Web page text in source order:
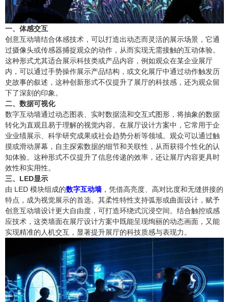
一、体感交互
创意互动墙结合体感技术，可以打造出动态而灵活的展示场景，它通
过摄像头或传感器捕捉观众的动作，从而实现无需接触的互动体验。
这种形式尤其适合展示科技类或产品内容，例如观众在某企业展厅
内，可以通过手势操作展示产品结构，或文化展厅中通过动作触发历
史故事的叙述，这种创新形式不仅提升了展厅的科技感，还为观众留
下了深刻的印象。
二、数据可视化
数字互动墙通过动态图表、实时数据流和交互式图形，将抽象的数据
转化为直观且易于理解的视觉内容。在展厅设计方案中，它常用于企
业业绩展示、科学研究成果或社会趋势分析等领域。观众可以通过触
摸或滑动屏幕，自主探索数据的细节和关联性，从而获得个性化的认
知体验。这种形式不仅提升了信息传递的效率，还让展厅内容更具时
效性和实用性。
三、LED显示
由 LED 模块组成的数字互动墙，凭借高亮度、高对比度和无缝拼接的
特点，成为视觉展示的首选。其柔性特性支持弧形或曲面设计，赋予
创意互动墙设计更大自由度，可打造环绕式沉浸空间。结合触控或感
应技术，这类墙面在展厅设计方案中既能呈现绚丽的动态画面，又能
实现精准的人机交互，显著提升展厅的科技质感与表现力。